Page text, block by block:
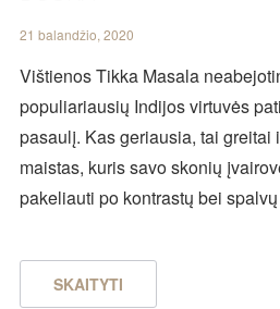
21 balandžio, 2020
Vištienos Tikka Masala
populiariausių Indijos virtuvės
pasaulį. Kas geriausia, tai greitai
maistas, kuris savo skonių
pakeliauti po kontrastų bei
SKAITYTI